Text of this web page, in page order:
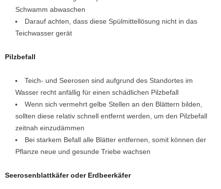
Schwamm abwaschen
Darauf achten, dass diese Spülmittellösung nicht in das
Teichwasser gerät
Pilzbefall
Teich- und Seerosen sind aufgrund des Standortes im
Wasser recht anfällig für einen schädlichen Pilzbefall
Wenn sich vermehrt gelbe Stellen an den Blättern bilden,
sollten diese relativ schnell entfernt werden, um den Pilzbefall
zeitnah einzudämmen
Bei starkem Befall alle Blätter entfernen, somit können der
Pflanze neue und gesunde Triebe wachsen
Seerosenblattkäfer oder Erdbeerkäfer